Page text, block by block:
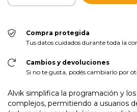
Compra protegida
Tus datos cuidados durante toda la
Cambios y devoluciones
Si no te gusta, podés cambiarlo por
Alvik simplifica la programación y
complejos, permitiendo a usuarios